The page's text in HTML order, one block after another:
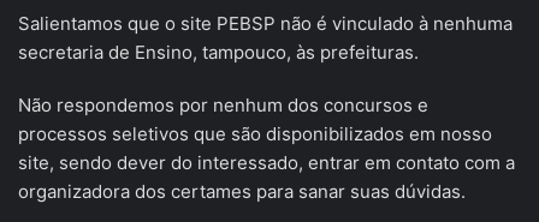
Salientamos que o site PEBSP não é vinculado à nenhuma
secretaria de Ensino, tampouco, às prefeituras.
Não respondemos por nenhum dos concursos e
processos seletivos que são disponibilizados em nosso
site, sendo dever do interessado, entrar em contato com a
organizadora dos certames para sanar suas dúvidas.